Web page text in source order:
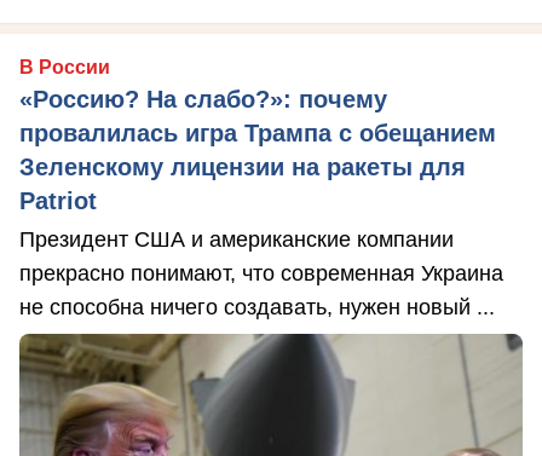
В России
«Россию? На слабо?»: почему
провалилась игра Трампа с обещанием
Зеленскому лицензии на ракеты для
Patriot
Президент США и американские компании
прекрасно понимают, что современная Украина
не способна ничего создавать, нужен новый ...